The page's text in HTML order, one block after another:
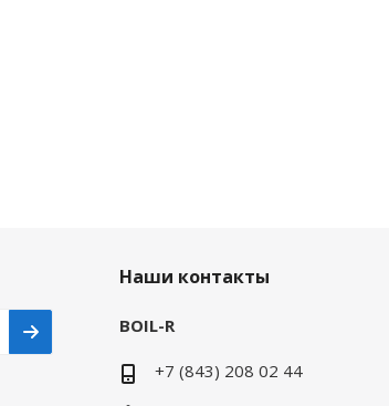
Наши контакты
BOIL-R
+7 (843) 208 02 44